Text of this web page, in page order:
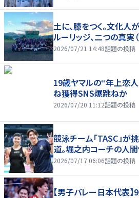
土に、膝をつく。文化人
ルーリッジ、二つの真実（
2026/07/21 14:48話題の投稿
19歳ヤマルの“年上恋
ね獲得SNS爆跳ねか
2026/07/20 11:12話題の投稿
競泳チーム「TASC」
道。堀之内コーチの人
2026/07/17 06:06話題の投稿
【男子バレー日本代表